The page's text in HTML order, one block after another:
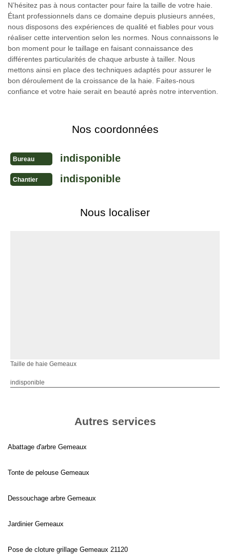
N’hésitez pas à nous contacter pour faire la taille de votre haie.
Étant professionnels dans ce domaine depuis plusieurs années,
nous disposons des expériences de qualité et fiables pour vous
réaliser cette intervention selon les normes. Nous connaissons le
bon moment pour le taillage en faisant connaissance des
différentes particularités de chaque arbuste à tailler. Nous
mettons ainsi en place des techniques adaptés pour assurer le
bon déroulement de la croissance de la haie. Faites-nous
confiance et votre haie serait en beauté après notre intervention.
Nos coordonnées
Bureau indisponible
Chantier indisponible
Nous localiser
Taille de haie Gemeaux
indisponible
Autres services
Abattage d'arbre Gemeaux
Tonte de pelouse Gemeaux
Dessouchage arbre Gemeaux
Jardinier Gemeaux
Pose de cloture grillage Gemeaux 21120